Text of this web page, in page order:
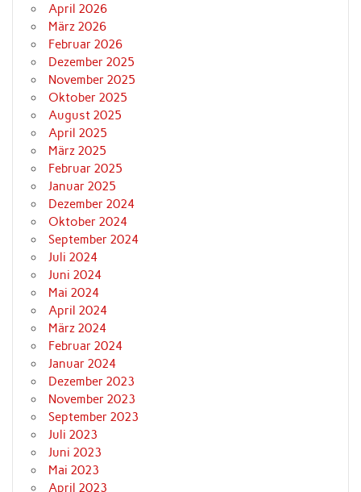
April 2026
März 2026
Februar 2026
Dezember 2025
November 2025
Oktober 2025
August 2025
April 2025
März 2025
Februar 2025
Januar 2025
Dezember 2024
Oktober 2024
September 2024
Juli 2024
Juni 2024
Mai 2024
April 2024
März 2024
Februar 2024
Januar 2024
Dezember 2023
November 2023
September 2023
Juli 2023
Juni 2023
Mai 2023
April 2023